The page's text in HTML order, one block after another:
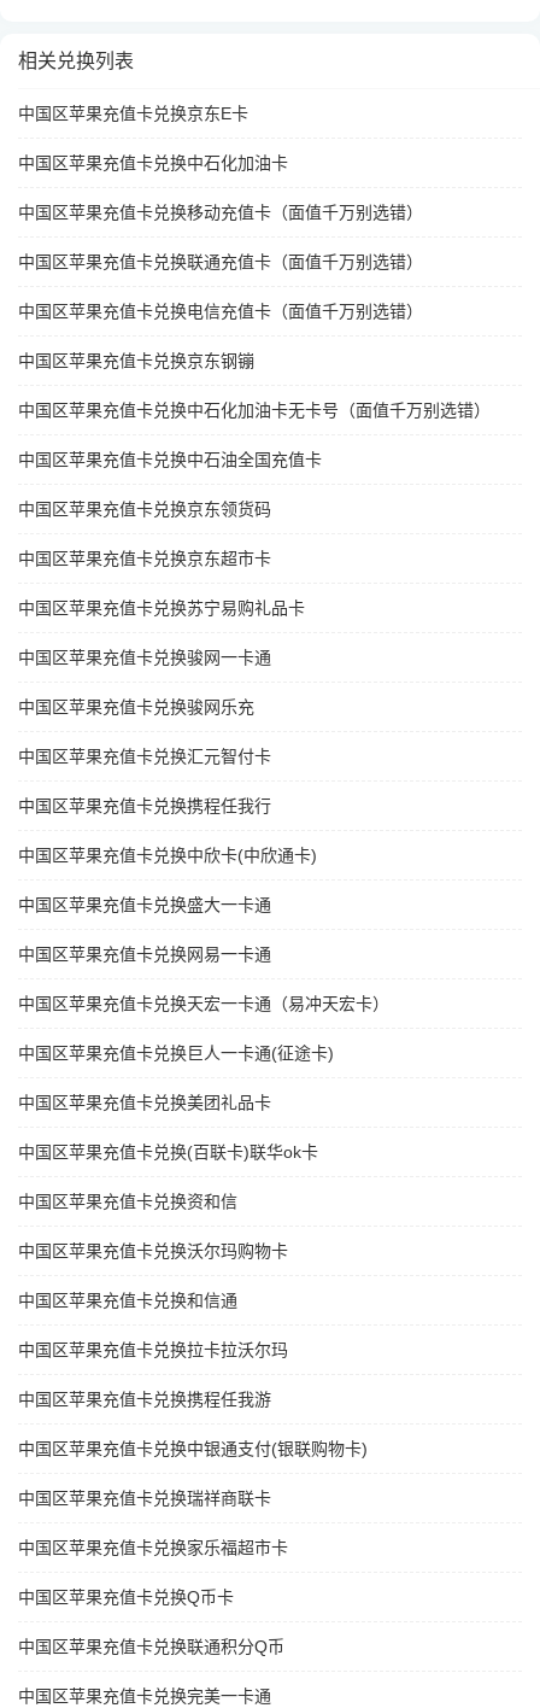
相关兑换列表
中国区苹果充值卡兑换京东E卡
中国区苹果充值卡兑换中石化加油卡
中国区苹果充值卡兑换移动充值卡（面值千万别选错）
中国区苹果充值卡兑换联通充值卡（面值千万别选错）
中国区苹果充值卡兑换电信充值卡（面值千万别选错）
中国区苹果充值卡兑换京东钢镚
中国区苹果充值卡兑换中石化加油卡无卡号（面值千万别选错）
中国区苹果充值卡兑换中石油全国充值卡
中国区苹果充值卡兑换京东领货码
中国区苹果充值卡兑换京东超市卡
中国区苹果充值卡兑换苏宁易购礼品卡
中国区苹果充值卡兑换骏网一卡通
中国区苹果充值卡兑换骏网乐充
中国区苹果充值卡兑换汇元智付卡
中国区苹果充值卡兑换携程任我行
中国区苹果充值卡兑换中欣卡(中欣通卡)
中国区苹果充值卡兑换盛大一卡通
中国区苹果充值卡兑换网易一卡通
中国区苹果充值卡兑换天宏一卡通（易冲天宏卡）
中国区苹果充值卡兑换巨人一卡通(征途卡)
中国区苹果充值卡兑换美团礼品卡
中国区苹果充值卡兑换(百联卡)联华ok卡
中国区苹果充值卡兑换资和信
中国区苹果充值卡兑换沃尔玛购物卡
中国区苹果充值卡兑换和信通
中国区苹果充值卡兑换拉卡拉沃尔玛
中国区苹果充值卡兑换携程任我游
中国区苹果充值卡兑换中银通支付(银联购物卡)
中国区苹果充值卡兑换瑞祥商联卡
中国区苹果充值卡兑换家乐福超市卡
中国区苹果充值卡兑换Q币卡
中国区苹果充值卡兑换联通积分Q币
中国区苹果充值卡兑换完美一卡通